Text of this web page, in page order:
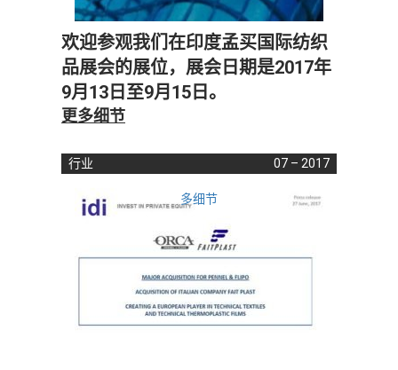
欢迎参观我们在印度孟买国际纺织
品展会的展位，展会日期是2017年
9月13日至9月15日。
更多细节
行业 07 – 2017
多细节